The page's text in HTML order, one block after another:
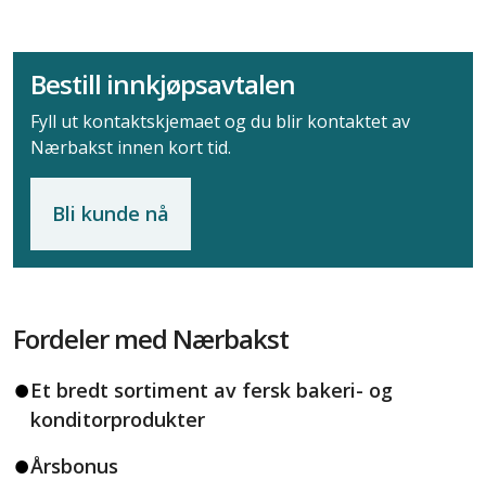
Bestill innkjøpsavtalen
Fyll ut kontaktskjemaet og du blir kontaktet av
Nærbakst innen kort tid.
Bli kunde nå
Fordeler med Nærbakst
Et bredt sortiment av fersk bakeri- og
konditorprodukter
Årsbonus